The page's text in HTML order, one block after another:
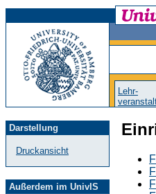
Lehr-
Darstellung
Druckansicht
Außerdem im UnivIS